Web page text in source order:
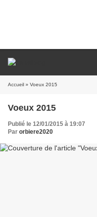
Accueil » Voeux 2015
Voeux 2015
Publié le 12/01/2015 à 19:07
Par orbiere2020